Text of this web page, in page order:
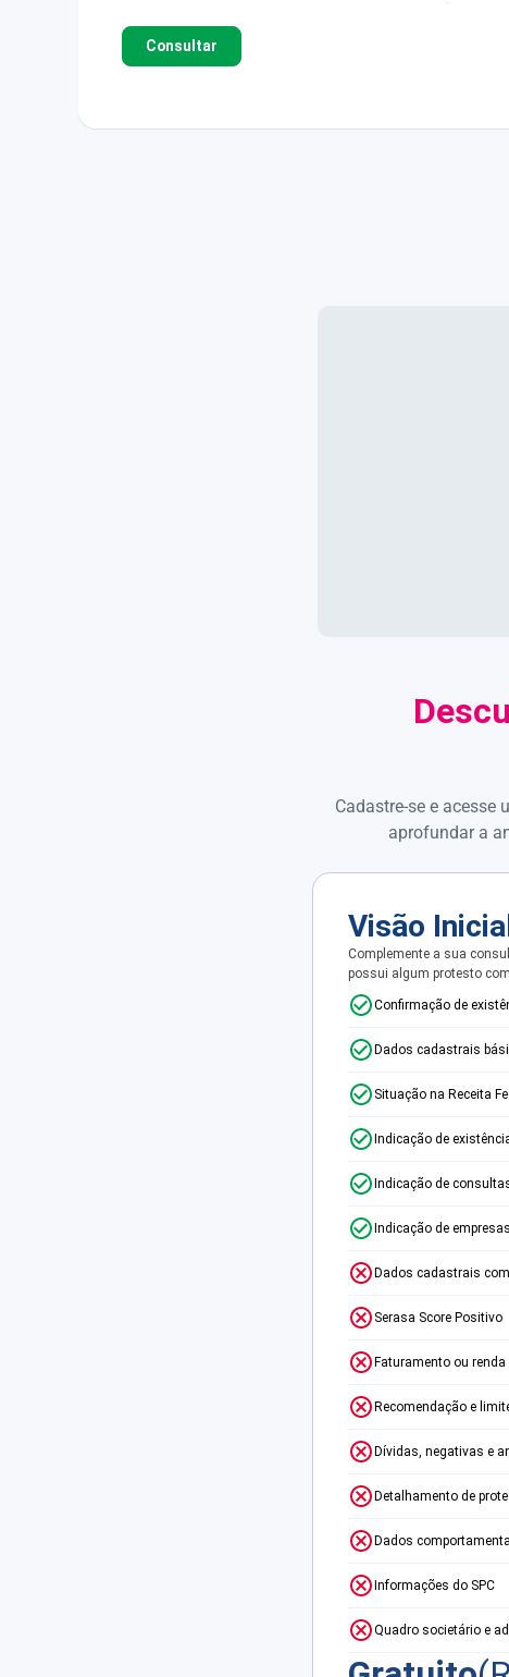
Consultar
Cadastre-se e
aprofundar a
Visão
Complemente a sua
possui algum protesto
Confirmação de
Dados cadastrais
Situação na Receita
Indicação de
Indicação de
Indicação de
Dados cadastrais
Serasa Score Positivo
Faturamento ou renda
Recomendação e
Dívidas, negativas e
Detalhamento de
Dados
Informações do SPC
Quadro societário e